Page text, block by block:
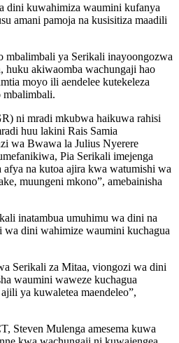
dini kuwahimiza waumini kufanya
amani pamoja na kusisitiza maadili
mbalimbali ya Serikali inayoongozwa
huku akiwaomba wachungaji hao
moyo ili aendelee kutekeleza
mbalimbali.
ni mradi mkubwa haikuwa rahisi
huu lakini Rais Samia
wa Bwawa la Julius Nyerere
Pia Serikali imejenga
afya na kutoa ajira kwa watumishi wa
muungeni mkono”, amebainisha
inatambua umuhimu wa dini na
dini wahimize waumini kuchagua
Serikali za Mitaa, viongozi wa dini
waumini waweze kuchagua
ya kuwaletea maendeleo”,
Steven Mulenga amesema kuwa